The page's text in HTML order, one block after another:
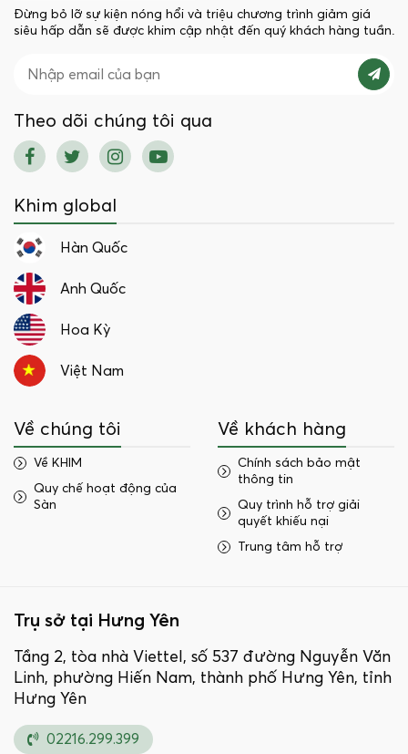
Đừng bỏ lỡ sự kiện nóng hổi và triệu chương trình giảm giá
siêu hấp dẫn sẽ được khim cập nhật đến quý khách hàng tuần.
Theo dõi chúng tôi qua
Khim global
Hàn Quốc
Anh Quốc
Hoa Kỳ
Việt Nam
Về chúng tôi
Về KHIM
Quy chế hoạt động của
Sàn
Về khách hàng
Chính sách bảo mật
thông tin
Quy trình hỗ trợ giải
quyết khiếu nại
Trung tâm hỗ trợ
Trụ sở tại Hưng Yên
Tầng 2, tòa nhà Viettel, số 537 đường Nguyễn Văn
Linh, phường Hiến Nam, thành phố Hưng Yên, tỉnh
Hưng Yên
02216.299.399